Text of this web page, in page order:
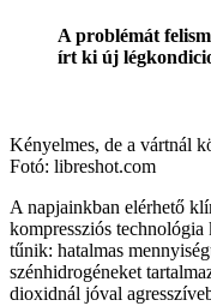
A problémát
írt ki új
Kényelmes, de a vártnál
Fotó: libreshot.com
A napjainkban elérhető
kompressziós
tűnik: hatalmas
szénhidrogéneket
dioxidnál jóval